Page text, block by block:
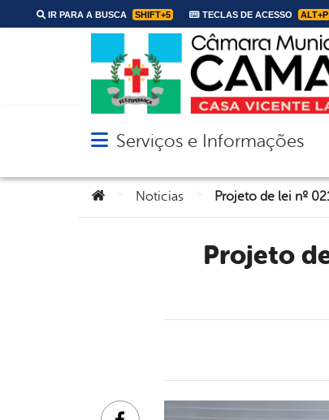
IR PARA A BUSCA SHIFT+5 TECLAS DE ACESSO ALT+P
Abrir menu principal de navegação
Serviços e Informações
Você está aqui:
Noticias
Projeto de lei nº 021/2017 é aprovado após dispensa de